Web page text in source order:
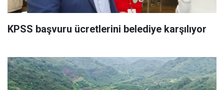
KPSS başvuru ücretlerini belediye karşılıyor